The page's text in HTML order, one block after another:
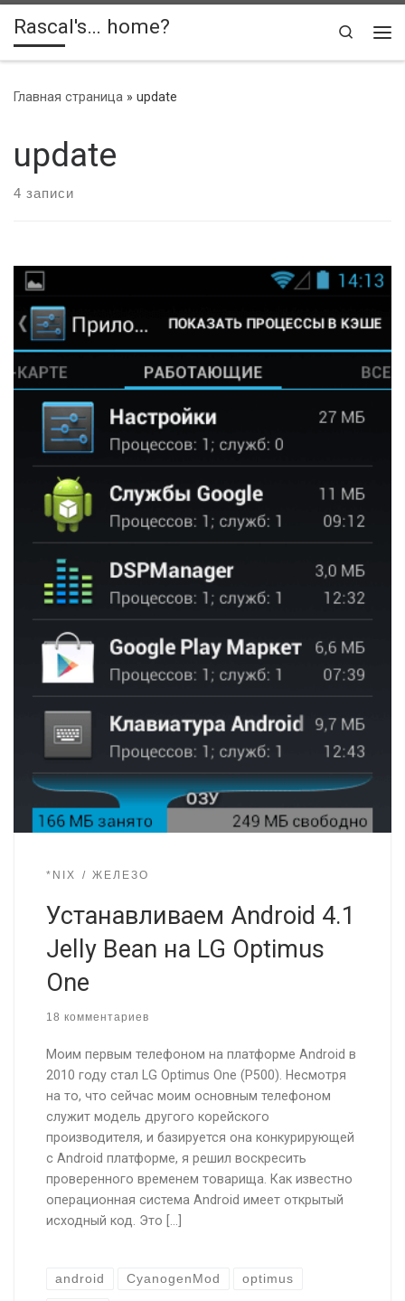
Skip to content
Rascal's… home?
Search
Главная страница » update
update
4 записи
*NIX ЖЕЛЕЗО
Устанавливаем Android 4.1
Jelly Bean на LG Optimus
One
18 комментариев
Моим первым телефоном на платформе Android в
2010 году стал LG Optimus One (P500). Несмотря
на то, что сейчас моим основным телефоном
служит модель другого корейского
производителя, и базируется она конкурирующей
с Android платформе, я решил воскресить
проверенного временем товарища. Как известно
операционная система Android имеет открытый
исходный код. Это […]
android CyanogenMod optimus